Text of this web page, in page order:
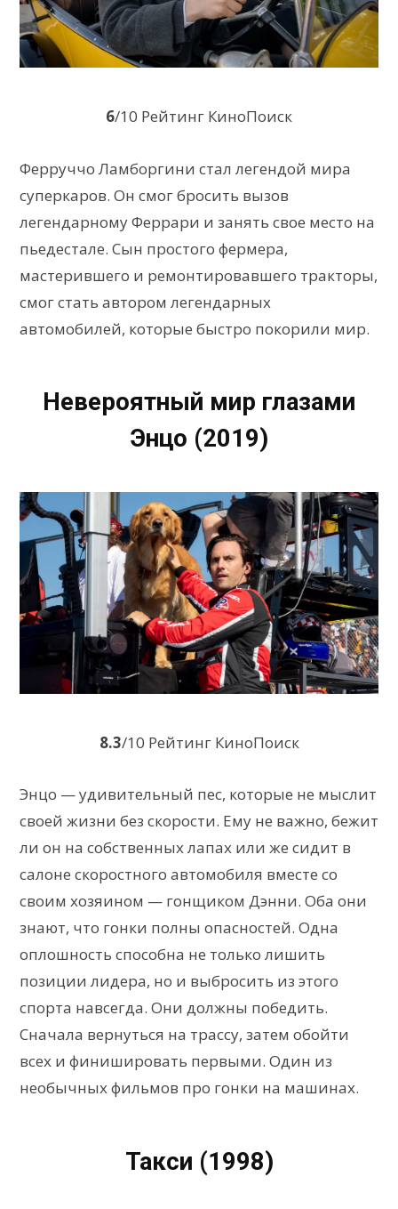
6/10 Рейтинг КиноПоиск
Ферруччо Ламборгини стал легендой мира
суперкаров. Он смог бросить вызов
легендарному Феррари и занять свое место на
пьедестале. Сын простого фермера,
мастерившего и ремонтировавшего тракторы,
смог стать автором легендарных
автомобилей, которые быстро покорили мир.
Невероятный мир глазами
Энцо (2019)
8.3/10 Рейтинг КиноПоиск
Энцо — удивительный пес, которые не мыслит
своей жизни без скорости. Ему не важно, бежит
ли он на собственных лапах или же сидит в
салоне скоростного автомобиля вместе со
своим хозяином — гонщиком Дэнни. Оба они
знают, что гонки полны опасностей. Одна
оплошность способна не только лишить
позиции лидера, но и выбросить из этого
спорта навсегда. Они должны победить.
Сначала вернуться на трассу, затем обойти
всех и финишировать первыми. Один из
необычных фильмов про гонки на машинах.
Такси (1998)